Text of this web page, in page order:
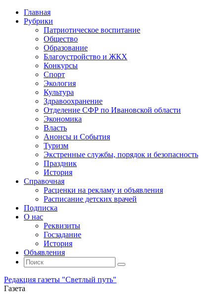
Главная
Рубрики
Патриотическое воспитание
Общество
Образование
Благоустройство и ЖКХ
Конкурсы
Спорт
Экология
Культура
Здравоохранение
Отделение СФР по Ивановской области
Экономика
Власть
Анонсы и События
Туризм
Экстренные службы, порядок и безопасность
Праздник
История
Справочная
Расценки на рекламу и объявления
Расписание детских врачей
Подписка
О нас
Реквизиты
Госзадание
История
Объявления
Поиск
Искать:
Поиск
Редакция газеты "Светлый путь"
Газета